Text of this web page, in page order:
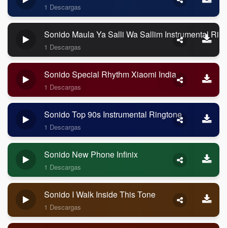
1 Descargas
Sonido Maula Ya Salli Wa Sallim Instrumental
1 Descargas
Sonido Special Rhythm Xiaomi India
1 Descargas
Sonido Top 90s Instrumental Ringtone
1 Descargas
Sonido New Phone Infinix
1 Descargas
Sonido I Walk Inside This Tone
1 Descargas